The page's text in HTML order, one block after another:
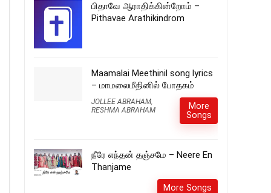
பிதாவே ஆராதிக்கின்றோம் –
Pithavae Arathikindrom
Maamalai Meethinil song lyrics
– மாமலைமீதினில் போதகம்
JOLLEE ABRAHAM,
RESHMA ABRAHAM
More
Songs
நீரே எந்தன் தஞ்சமே – Neere En
Thanjame
More Songs